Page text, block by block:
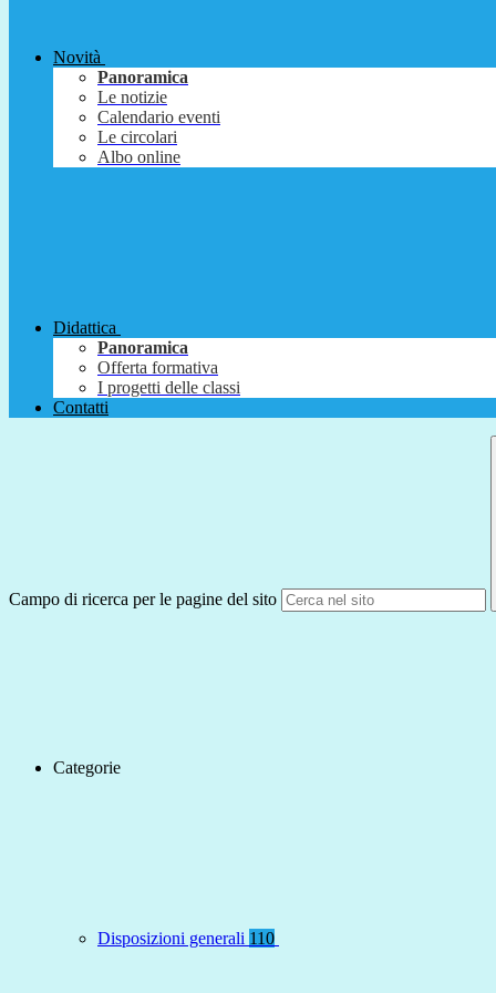
Novità
Panoramica
Le notizie
Calendario eventi
Le circolari
Albo online
Didattica
Panoramica
Offerta formativa
I progetti delle classi
Contatti
Campo di ricerca per le pagine del sito
Categorie
Disposizioni generali 110